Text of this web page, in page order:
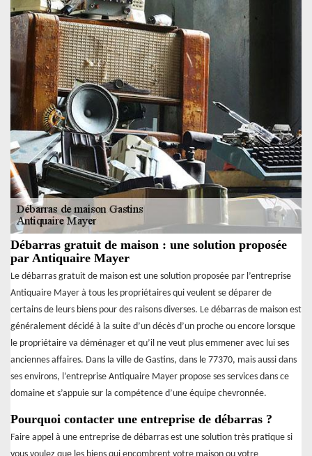
Débarras gratuit de maison : une solution proposée
par Antiquaire Mayer
Le débarras gratuit de maison est une solution proposée par l’entreprise
Antiquaire Mayer à tous les propriétaires qui veulent se déparer de
certains de leurs biens pour des raisons diverses. Le débarras de maison est
généralement décidé à la suite d’un décès d’un proche ou encore lorsque
le propriétaire va déménager et qu’il ne veut plus emmener avec lui ses
anciennes affaires. Dans la ville de Gastins, dans le 77370, mais aussi dans
ses environs, l’entreprise Antiquaire Mayer propose ses services dans ce
domaine et s’appuie sur la compétence d’une équipe chevronnée.
Pourquoi contacter une entreprise de débarras ?
Faire appel à une entreprise de débarras est une solution très pratique si